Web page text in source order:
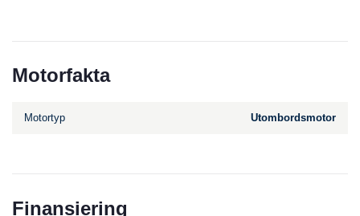
Motorfakta
Motortyp Utombordsmotor
Finansiering